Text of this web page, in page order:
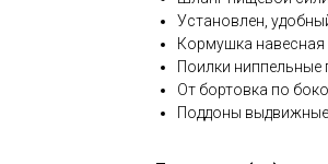
Установлен,
Кормушка
Поилки ниппельные
От бортовка по
Поддоны